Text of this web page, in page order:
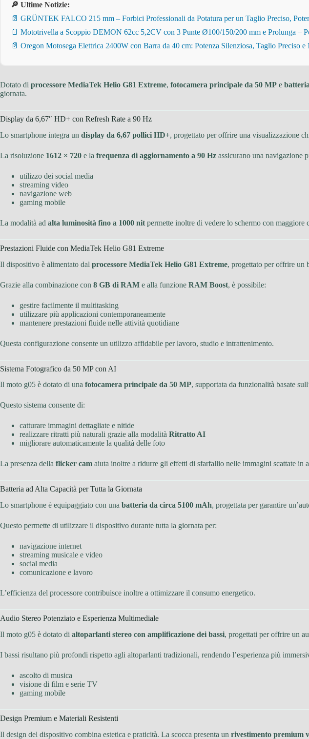
🔎 Ultime Notizie:
📄 GRÜNTEK FALCO 215 mm – Forbici Professionali da Potatura per un Taglio Preciso,
📄 Mototrivella a Scoppio DEMON 62cc 5,2CV con 3 Punte Ø100/150/200 mm e Prolunga –
📄 Oregon Motosega Elettrica 2400W con Barra da 40 cm: Potenza Silenziosa, Taglio Preciso
Dotato di processore MediaTek Helio G81 Extreme, fotocamera principale da 50 MP e
giornata.
Display da 6,67″ HD+ con Refresh Rate a 90 Hz
Lo smartphone integra un display da 6,67 pollici HD+, progettato per offrire una visualizzazione
La risoluzione 1612 × 720 e la frequenza di aggiornamento a 90 Hz assicurano una navigazione
utilizzo dei social media
streaming video
navigazione web
gaming mobile
La modalità ad alta luminosità fino a 1000 nit permette inoltre di vedere lo schermo con maggiore
Prestazioni Fluide con MediaTek Helio G81 Extreme
Il dispositivo è alimentato dal processore MediaTek Helio G81 Extreme, progettato per offrire un
Grazie alla combinazione con 8 GB di RAM e alla funzione RAM Boost, è possibile:
gestire facilmente il multitasking
utilizzare più applicazioni contemporaneamente
mantenere prestazioni fluide nelle attività quotidiane
Questa configurazione consente un utilizzo affidabile per lavoro, studio e intrattenimento.
Sistema Fotografico da 50 MP con AI
Il moto g05 è dotato di una fotocamera principale da 50 MP, supportata da funzionalità basate
Questo sistema consente di:
catturare immagini dettagliate e nitide
realizzare ritratti più naturali grazie alla modalità Ritratto AI
migliorare automaticamente la qualità delle foto
La presenza della flicker cam aiuta inoltre a ridurre gli effetti di sfarfallio nelle immagini scattate in
Batteria ad Alta Capacità per Tutta la Giornata
Lo smartphone è equipaggiato con una batteria da circa 5100 mAh, progettata per garantire
Questo permette di utilizzare il dispositivo durante tutta la giornata per:
navigazione internet
streaming musicale e video
social media
comunicazione e lavoro
L’efficienza del processore contribuisce inoltre a ottimizzare il consumo energetico.
Audio Stereo Potenziato e Esperienza Multimediale
Il moto g05 è dotato di altoparlanti stereo con amplificazione dei bassi, progettati per offrire un
I bassi risultano più profondi rispetto agli altoparlanti tradizionali, rendendo l’esperienza più
ascolto di musica
visione di film e serie TV
gaming mobile
Design Premium e Materiali Resistenti
Il design del dispositivo combina estetica e praticità. La scocca presenta un rivestimento premium